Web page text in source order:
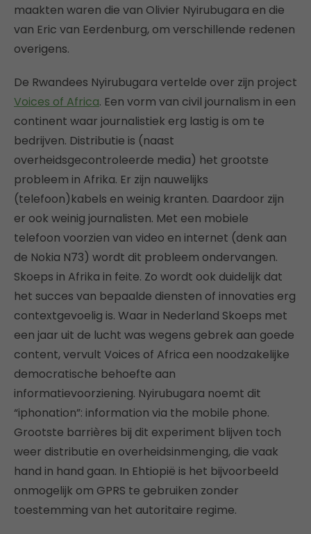
maakten waren die van Olivier Nyirubugara en die
van Eric van Eerdenburg, om verschillende redenen
overigens.
De Rwandees Nyirubugara vertelde over zijn project
Voices of Africa. Een vorm van civil journalism in een
continent waar journalistiek erg lastig is om te
bedrijven. Distributie is (naast
overheidsgecontroleerde media) het grootste
probleem in Afrika. Er zijn nauwelijks
(telefoon)kabels en weinig kranten. Daardoor zijn
er ook weinig journalisten. Met een mobiele
telefoon voorzien van video en internet (denk aan
de Nokia N73) wordt dit probleem ondervangen.
Skoeps in Afrika in feite. Zo wordt ook duidelijk dat
het succes van bepaalde diensten of innovaties erg
contextgevoelig is. Waar in Nederland Skoeps met
een jaar uit de lucht was wegens gebrek aan goede
content, vervult Voices of Africa een noodzakelijke
democratische behoefte aan
informatievoorziening. Nyirubugara noemt dit
“iphonation”: information via the mobile phone.
Grootste barrières bij dit experiment blijven toch
weer distributie en overheidsinmenging, die vaak
hand in hand gaan. In Ehtiopië is het bijvoorbeeld
onmogelijk om GPRS te gebruiken zonder
toestemming van het autoritaire regime.